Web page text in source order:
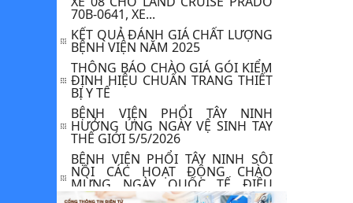
KẾT QUẢ ĐÁNH GIÁ CHẤT LƯỢNG
BỆNH VIỆN NĂM 2025
THÔNG BÁO CHÀO GIÁ GÓI KIỂM
ĐỊNH HIỆU CHUẨN TRANG THIẾT
BỊ Y TẾ
BỆNH VIỆN PHỔI TÂY NINH
HƯỞNG ỨNG NGÀY VỆ SINH TAY
THẾ GIỚI 5/5/2026
BỆNH VIỆN PHỔI TÂY NINH SÔI
NỔI CÁC HOẠT ĐỘNG CHÀO
MỪNG NGÀY QUỐC TẾ ĐIỀU
DƯỠNG 12/5 ​